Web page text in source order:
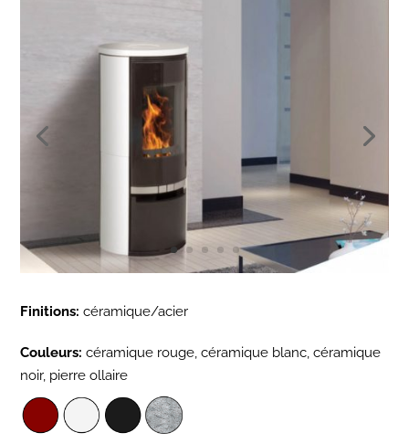
Finitions: céramique/acier
Couleurs: céramique rouge, céramique blanc, céramique
noir, pierre ollaire